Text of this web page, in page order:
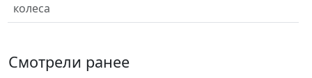
колеса
Смотрели ранее